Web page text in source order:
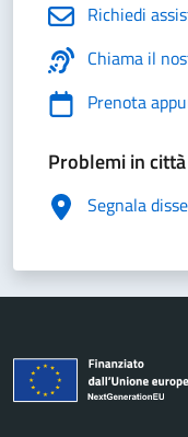
Richiedi
Chiama il
Prenota
Problemi in città
Segnala